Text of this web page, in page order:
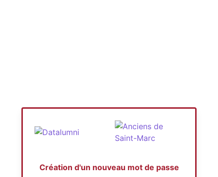
Création d'un nouveau mot de passe